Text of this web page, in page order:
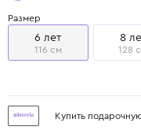
Размер
6 лет
116 см
8
128
Купить